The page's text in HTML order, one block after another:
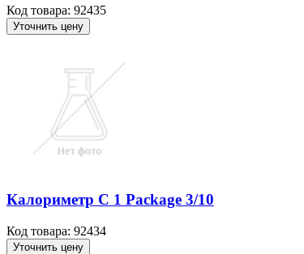
Код товара: 92435
Уточнить цену
Калориметр C 1 Package 3/10
Код товара: 92434
Уточнить цену